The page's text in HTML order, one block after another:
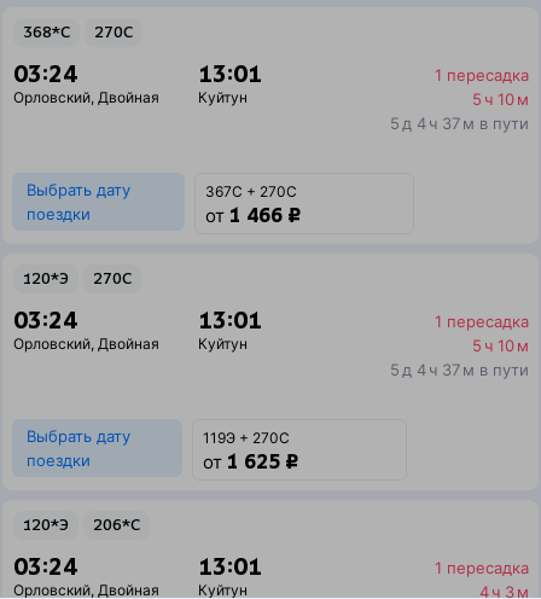
368*С 270С
03:24
Орловский, Двойная
13:01
Куйтун
1 пересадка
5 ч 10 м
5 д 4 ч 37 м в пути
Выбрать дату
поездки
367С + 270С
от 1 466 ₽
120*Э 270С
03:24
Орловский, Двойная
13:01
Куйтун
1 пересадка
5 ч 10 м
5 д 4 ч 37 м в пути
Выбрать дату
поездки
119Э + 270С
от 1 625 ₽
120*Э 206*С
03:24
Орловский, Двойная
13:01
Куйтун
1 пересадка
4 ч 3 м